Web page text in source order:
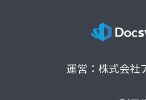
運営：株式会社